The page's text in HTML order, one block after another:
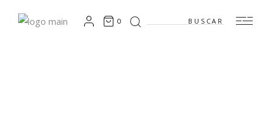
0 Search
for: